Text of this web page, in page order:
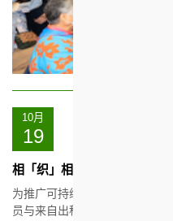
10月
19
相「织」相知：共融编织工作
为推广可持续发展及和谐社区
员与来自出租屋邨的长者居民